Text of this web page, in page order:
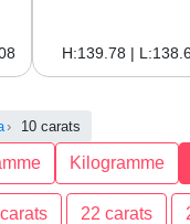
H:139.78 |
10 carats
Kilogramme
22 carats